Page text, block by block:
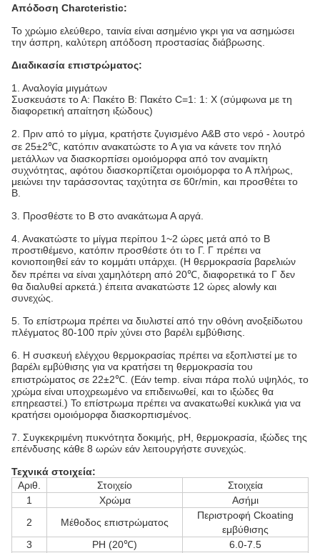
Απόδοση Charcteristic:
Το χρώμιο ελεύθερο, ταινία είναι ασημένιο γκρι για να ασημώσει
την άσπρη, καλύτερη απόδοση προστασίας διάβρωσης.
Διαδικασία επιστρώματος:
1. Αναλογία μιγμάτων
Συσκευάστε το Α: Πακέτο Β: Πακέτο C=1: 1: Χ (σύμφωνα με τη
διαφορετική απαίτηση ιξώδους)
2. Πριν από το μίγμα, κρατήστε ζυγισμένο A&B στο νερό - λουτρό
σε 25±2℃, κατόπιν ανακατώστε το Α για να κάνετε τον πηλό
μετάλλων να διασκορπίσει ομοιόμορφα από τον αναμίκτη
συχνότητας, αφότου διασκορπίζεται ομοιόμορφα το Α πλήρως,
μειώνει την ταράσσοντας ταχύτητα σε 60r/min, και προσθέτει το
Β.
3. Προσθέστε το Β στο ανακάτωμα Α αργά.
4. Ανακατώστε το μίγμα περίπου 1~2 ώρες μετά από το Β
προστιθέμενο, κατόπιν προσθέστε ότι το Γ. Γ πρέπει να
κονιοποιηθεί εάν το κομμάτι υπάρχει. (Η θερμοκρασία βαρελιών
δεν πρέπει να είναι χαμηλότερη από 20℃, διαφορετικά το Γ δεν
θα διαλυθεί αρκετά.) έπειτα ανακατώστε 12 ώρες alowly και
συνεχώς.
5. Το επίστρωμα πρέπει να διυλιστεί από την οθόνη ανοξείδωτου
πλέγματος 80-100 πρίν χύνει στο βαρέλι εμβύθισης.
6. Η συσκευή ελέγχου θερμοκρασίας πρέπει να εξοπλιστεί με το
βαρέλι εμβύθισης για να κρατήσει τη θερμοκρασία του
επιστρώματος σε 22±2℃. (Εάν temp. είναι πάρα πολύ υψηλός, το
χρώμα είναι υποχρεωμένο να επιδεινωθεί, και το ιξώδες θα
επηρεαστεί.) Το επίστρωμα πρέπει να ανακατωθεί κυκλικά για να
κρατήσει ομοιόμορφα διασκορπισμένος.
7. Συγκεκριμένη πυκνότητα δοκιμής, pH, θερμοκρασία, ιξώδες της
επένδυσης κάθε 8 ωρών εάν λειτουργήστε συνεχώς.
Τεχνικά στοιχεία:
Αριθ.
Στοιχείο
Στοιχεία
1
Χρώμα
Ασήμι
2
Μέθοδος επιστρώματος
Περιστροφή Ckoating
εμβύθισης
3
PH (20℃)
6.0-7.5